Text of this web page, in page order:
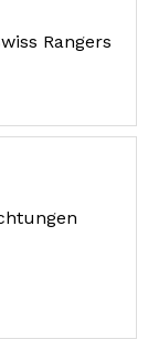
Rangers